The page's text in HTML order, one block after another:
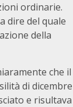
ordinarie.
dire del quale
della
che il
di dicembre
e risultava